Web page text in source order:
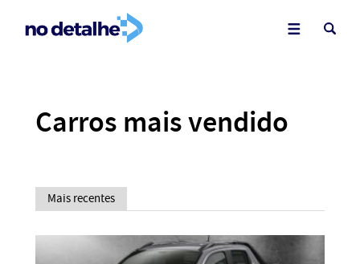
Carros mais vendido
Mais recentes